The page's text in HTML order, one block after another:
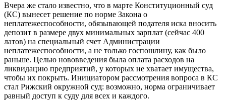
Вчера же стало известно, что в марте Конституционный суд
(КС) вынесет решение по норме Закона о
неплатежеспособности, обязывающей подателя иска вносить
депозит в размере двух минимальных зарплат (сейчас 400
латов) на специальный счет Администрации
неплатежеспособности, а не только госпошлину, как было
раньше. Целью нововведения была оплата расходов на
ликвидацию предприятий, у которых не хватает имущества,
чтобы их покрыть. Инициатором рассмотрения вопроса в КС
стал Рижский окружной суд: возможно, норма ограничивает
равный доступ к суду для всех и каждого.